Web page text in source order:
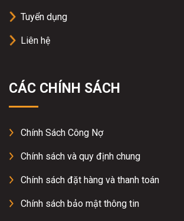
Tuyển dụng
Liên hệ
CÁC CHÍNH SÁCH
Chính Sách Công Nợ
Chính sách và quy định chung
Chính sách đặt hàng và thanh toán
Chính sách bảo mật thông tin